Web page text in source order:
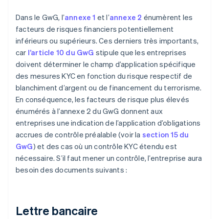
Dans le GwG, l’annexe 1 et l’annexe 2 énumèrent les
facteurs de risques financiers potentiellement
inférieurs ou supérieurs. Ces derniers très importants,
car l’article 10 du GwG stipule que les entreprises
doivent déterminer le champ d’application spécifique
des mesures KYC en fonction du risque respectif de
blanchiment d’argent ou de financement du terrorisme.
En conséquence, les facteurs de risque plus élevés
énumérés à l’annexe 2 du GwG donnent aux
entreprises une indication de l’application d’obligations
accrues de contrôle préalable (voir la section 15 du
GwG) et des cas où un contrôle KYC étendu est
nécessaire. S’il faut mener un contrôle, l’entreprise aura
besoin des documents suivants :
Lettre bancaire